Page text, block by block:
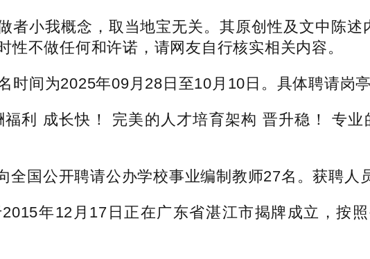
小我概念，取当地宝无关。其原创性及文中陈述
不做任何和许诺，请网友自行核实相关内容。
间为2025年09月28日至10月10日。具体聘请岗亭
成长快！ 完美的人才培育架构 晋升稳！ 专业
国公开聘请公办学校事业编制教师27名。获聘人
年12月17日正在广东省湛江市揭牌成立，按